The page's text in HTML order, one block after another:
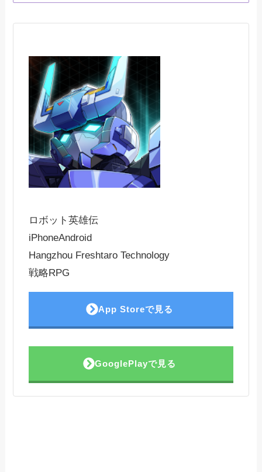
ロボット英雄伝
iPhoneAndroid
Hangzhou Freshtaro Technology
戦略RPG
App Storeで見る
GooglePlayで見る